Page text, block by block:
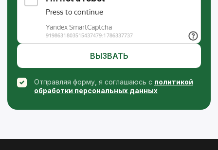
ВЫЗВАТЬ
Отправляя форму, я соглашаюсь с политикой
обработки персональных данных